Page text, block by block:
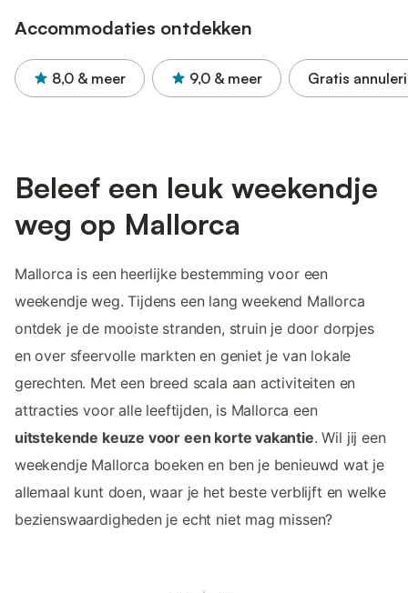
Accommodaties ontdekken
8,0 & meer 9,0 & meer Gratis
Beleef een leuk weekendje
weg op Mallorca
Mallorca is een heerlijke bestemming voor een
weekendje weg. Tijdens een lang weekend Mallorca
ontdek je de mooiste stranden, struin je door dorpjes
en over sfeervolle markten en geniet je van lokale
gerechten. Met een breed scala aan activiteiten en
attracties voor alle leeftijden, is Mallorca een
uitstekende keuze voor een korte vakantie. Wil jij een
weekendje Mallorca boeken en ben je benieuwd wat je
allemaal kunt doen, waar je het beste verblijft en welke
bezienswaardigheden je echt niet mag missen?